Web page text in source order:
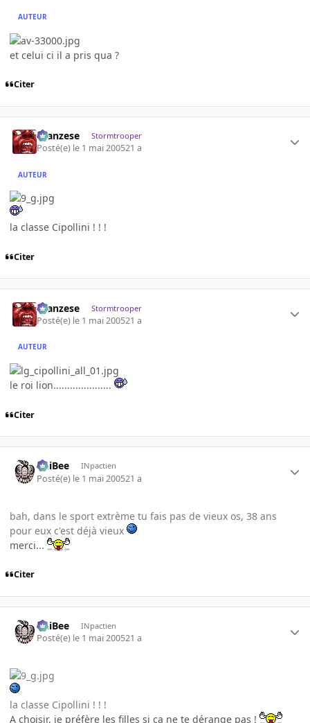
AUTEUR
et celui ci il a pris qua ?
Citer
ilcanzese Stormtrooper
Posté(e) le 1 mai 200521 a
AUTEUR
la classe Cipollini ! ! !
Citer
ilcanzese Stormtrooper
Posté(e) le 1 mai 200521 a
AUTEUR
le roi lion.....................
Citer
PhiBee INpactien
Posté(e) le 1 mai 200521 a
bah, dans le sport extrème tu fais pas de vieux os, 38 ans
pour eux c'est déjà vieux
merci...
Citer
PhiBee INpactien
Posté(e) le 1 mai 200521 a
la classe Cipollini ! ! !
A choisir, je préfère les filles si ça ne te dérange pas !